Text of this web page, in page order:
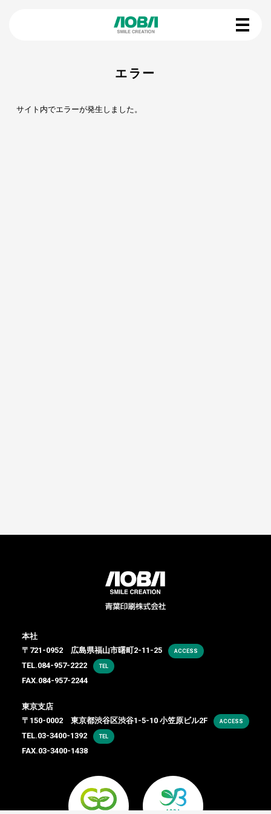
エラー
サイト内でエラーが発生しました。
本社
〒721-0952 広島県福山市曙町2-11-25
ACCESS
TEL.084-957-2222 TEL
FAX.084-957-2244
東京支店
〒150-0002 東京都渋谷区渋谷1-5-10 小笠原ビル2F
ACCESS
TEL.03-3400-1392 TEL
FAX.03-3400-1438